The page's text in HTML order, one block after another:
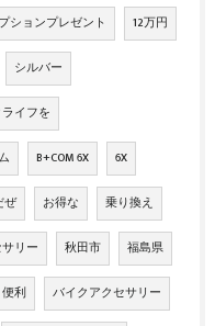
ションプレゼント 12万円
シルバー
イフを
B+COM 6X 6X
ぜ お得な 乗り換え
リー 秋田市 福島県
便利 バイクアクセサリー